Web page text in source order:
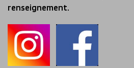
renseignement.